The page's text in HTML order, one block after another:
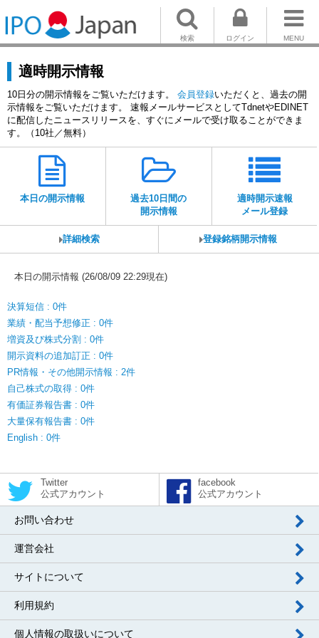
MENU
ログイン
検索
適時開示情報
10日分の開示情報をご覧いただけます。 会員登録いただくと、過去の開
示情報をご覧いただけます。 速報メールサービスとしてTdnetやEDINET
に配信したニュースリリースを、すぐにメールで受け取ることができま
す。（10社／無料）
本日の開示情報
過去10日間の
開示情報
適時開示速報
メール登録
詳細検索 登録銘柄開示情報
本日の開示情報 (26/08/09 22:29現在)
決算短信 : 0件
業績・配当予想修正 : 0件
増資及び株式分割 : 0件
開示資料の追加訂正 : 0件
PR情報・その他開示情報 : 2件
自己株式の取得 : 0件
有価証券報告書 : 0件
大量保有報告書 : 0件
English : 0件
Twitter
公式アカウント
facebook
公式アカウント
お問い合わせ
運営会社
サイトについて
利用規約
個人情報の取扱いについて